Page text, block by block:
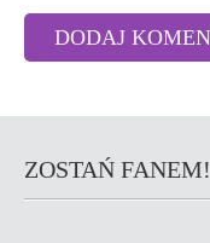
ZOSTAŃ FANEM!